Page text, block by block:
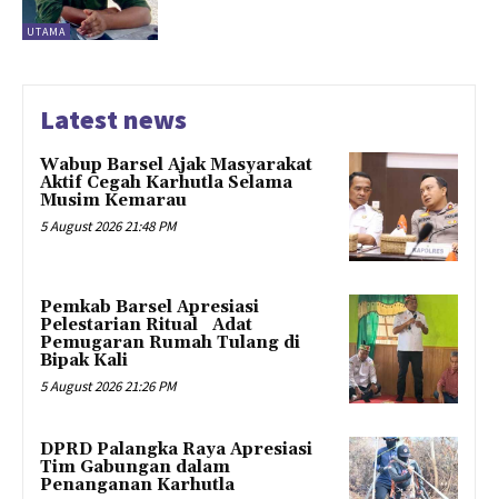
UTAMA
Latest news
Wabup Barsel Ajak Masyarakat
Aktif Cegah Karhutla Selama
Musim Kemarau
5 August 2026 21:48 PM
Pemkab Barsel Apresiasi
Pelestarian Ritual Adat
Pemugaran Rumah Tulang di
Bipak Kali
5 August 2026 21:26 PM
DPRD Palangka Raya Apresiasi
Tim Gabungan dalam
Penanganan Karhutla